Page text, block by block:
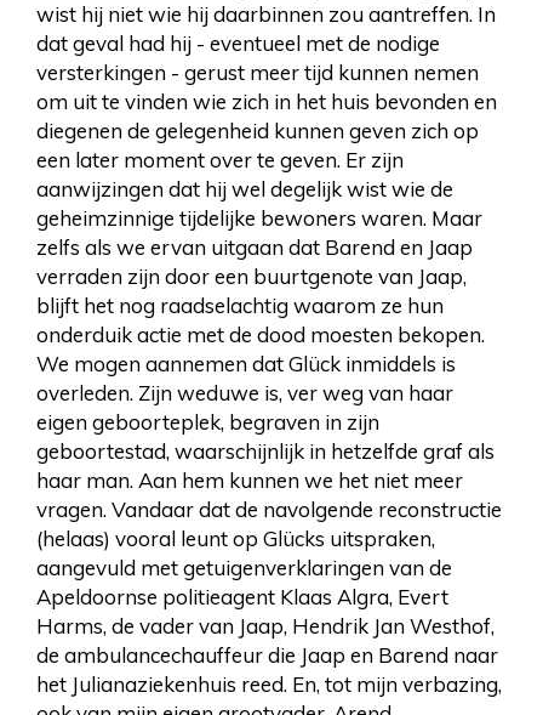
wist hij niet wie hij daarbinnen zou aantreffen. In
dat geval had hij - eventueel met de nodige
versterkingen - gerust meer tijd kunnen nemen
om uit te vinden wie zich in het huis bevonden en
diegenen de gelegenheid kunnen geven zich op
een later moment over te geven. Er zijn
aanwijzingen dat hij wel degelijk wist wie de
geheimzinnige tijdelijke bewoners waren. Maar
zelfs als we ervan uitgaan dat Barend en Jaap
verraden zijn door een buurtgenote van Jaap,
blijft het nog raadselachtig waarom ze hun
onderduik actie met de dood moesten bekopen.
We mogen aannemen dat Glück inmiddels is
overleden. Zijn weduwe is, ver weg van haar
eigen geboorteplek, begraven in zijn
geboortestad, waarschijnlijk in hetzelfde graf als
haar man. Aan hem kunnen we het niet meer
vragen. Vandaar dat de navolgende reconstructie
(helaas) vooral leunt op Glücks uitspraken,
aangevuld met getuigenverklaringen van de
Apeldoornse politieagent Klaas Algra, Evert
Harms, de vader van Jaap, Hendrik Jan Westhof,
de ambulancechauffeur die Jaap en Barend naar
het Julianaziekenhuis reed. En, tot mijn verbazing,